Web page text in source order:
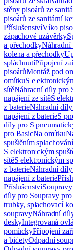
stěny pisoárů ze
pisoárů ze sanitární
PříslušenstvíVíko
zápachové uzávěrky
a přechodkyNáhradní
kolena a přechodky
spláchnutíPřipojení
pisoárůMontáž pod
omítkuS
sítěNáhradní díly pro
napájení ze sítěS
z baterieNáhradní díly
napájení z baterieS
díly pro S
pro BasicNa omítku
spuštěním
S elektronickým
sítěS elektronickým
z baterieNáhradní díly
napájení z baterie
Příslušenství
díly pro Soupravy pro
trubky, splachovací
soupravyNáhradní
deskyIntegrovaná
pomůckyPřipojení
a bidetyOdpadní